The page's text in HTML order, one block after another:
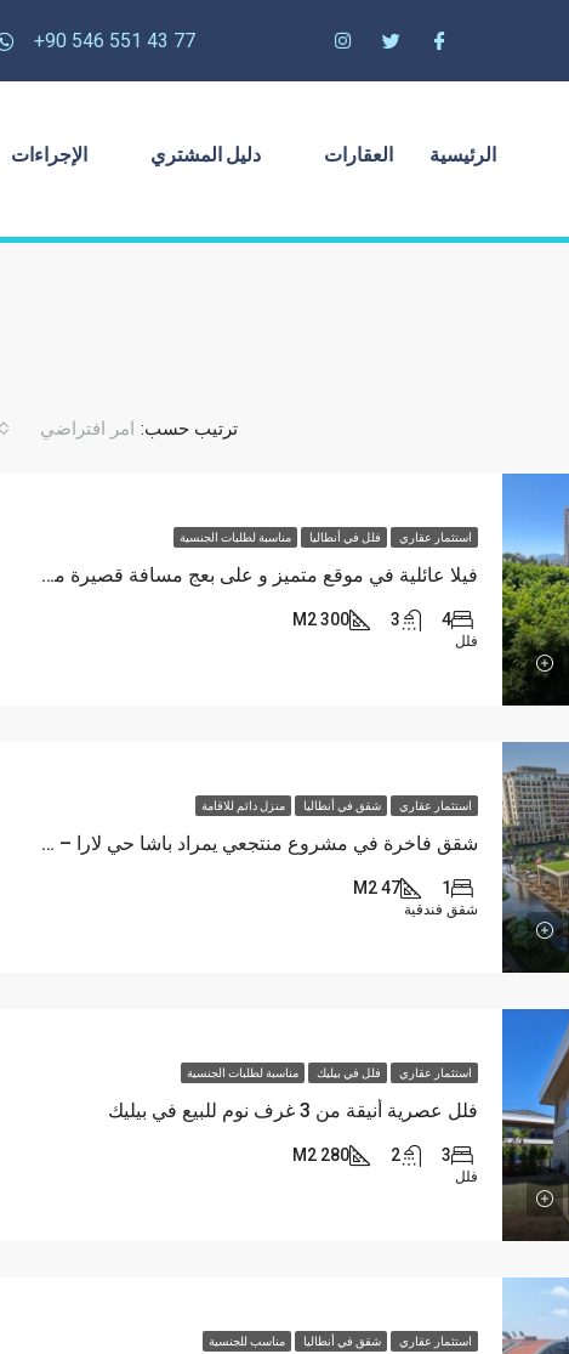
77 43 551 546 90+
الرئيسية العقارات دليل المشتري الإجراءات
ترتيب حسب: امر افتراضي
استثمار عقاري فلل في أنطاليا مناسبة لطلبات الجنسية
فيلا عائلية في موقع متميز و على بعج مسافة قصيرة من البحر في كونيالتي – أنطاليا
4
3
300 M2
فلل
استثمار عقاري شقق في أنطاليا منزل دائم للاقامة
شقق فاخرة في مشروع منتجعي يمراد باشا حي لارا – أنطاليا
1
47 M2
شقق فندقية
استثمار عقاري فلل في بيليك مناسبة لطلبات الجنسية
فلل عصرية أنيقة من 3 غرف نوم للبيع في بيليك
3
2
280 M2
فلل
استثمار عقاري شقق في أنطاليا مناسب للجنسية